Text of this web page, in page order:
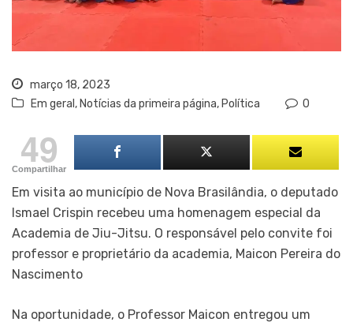
março 18, 2023
Em geral , Notícias da primeira página, Política 0
49
Compartilhar
Em visita ao município de Nova Brasilândia, o deputado
Ismael Crispin recebeu uma homenagem especial da
Academia de Jiu-Jitsu. O responsável pelo convite foi
professor e proprietário da academia, Maicon Pereira do
Nascimento
Na oportunidade, o Professor Maicon entregou um